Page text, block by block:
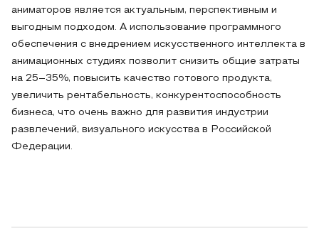
аниматоров является актуальным, перспективным и
выгодным подходом. А использование программного
обеспечения с внедрением искусственного интеллекта в
анимационных студиях позволит снизить общие затраты
на 25–35%, повысить качество готового продукта,
увеличить рентабельность, конкурентоспособность
бизнеса, что очень важно для развития индустрии
развлечений, визуального искусства в Российской
Федерации.